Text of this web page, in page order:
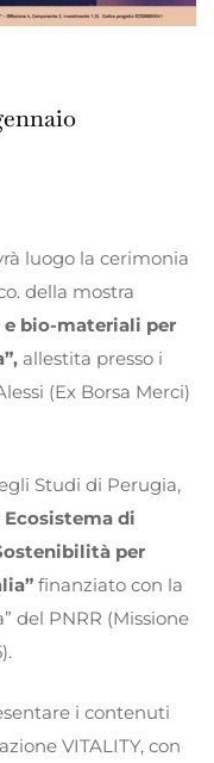
luogo la cerimonia
della mostra
e bio-materiali per
allestita presso i
(Ex Borsa Merci)
Studi di Perugia,
Ecosistema di
per
finanziato con la
del PNRR (Missione
i contenuti
VITALITY, con